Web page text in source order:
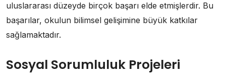
uluslararası düzeyde birçok başarı elde etmişlerdir. Bu
başarılar, okulun bilimsel gelişimine büyük katkılar
sağlamaktadır.
Sosyal Sorumluluk Projeleri